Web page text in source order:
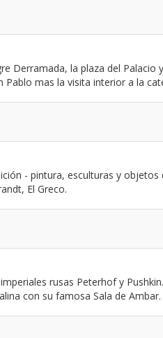
Derramada, la plaza del Palacio
Pablo mas la visita interior a la
- pintura, esculturas y objetos
El Greco.
rusas Peterhof y
con su famosa Sala de Ambar.